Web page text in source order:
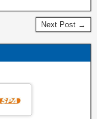
Next Post →